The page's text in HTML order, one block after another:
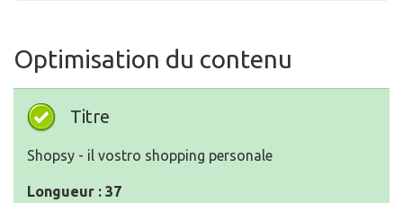
Optimisation du contenu
Titre
Shopsy - il vostro shopping personale
Longueur : 37